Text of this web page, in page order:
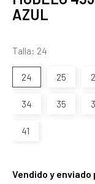
AZUL
Talla: 24
24 25
34 35
41
Vendido y enviado